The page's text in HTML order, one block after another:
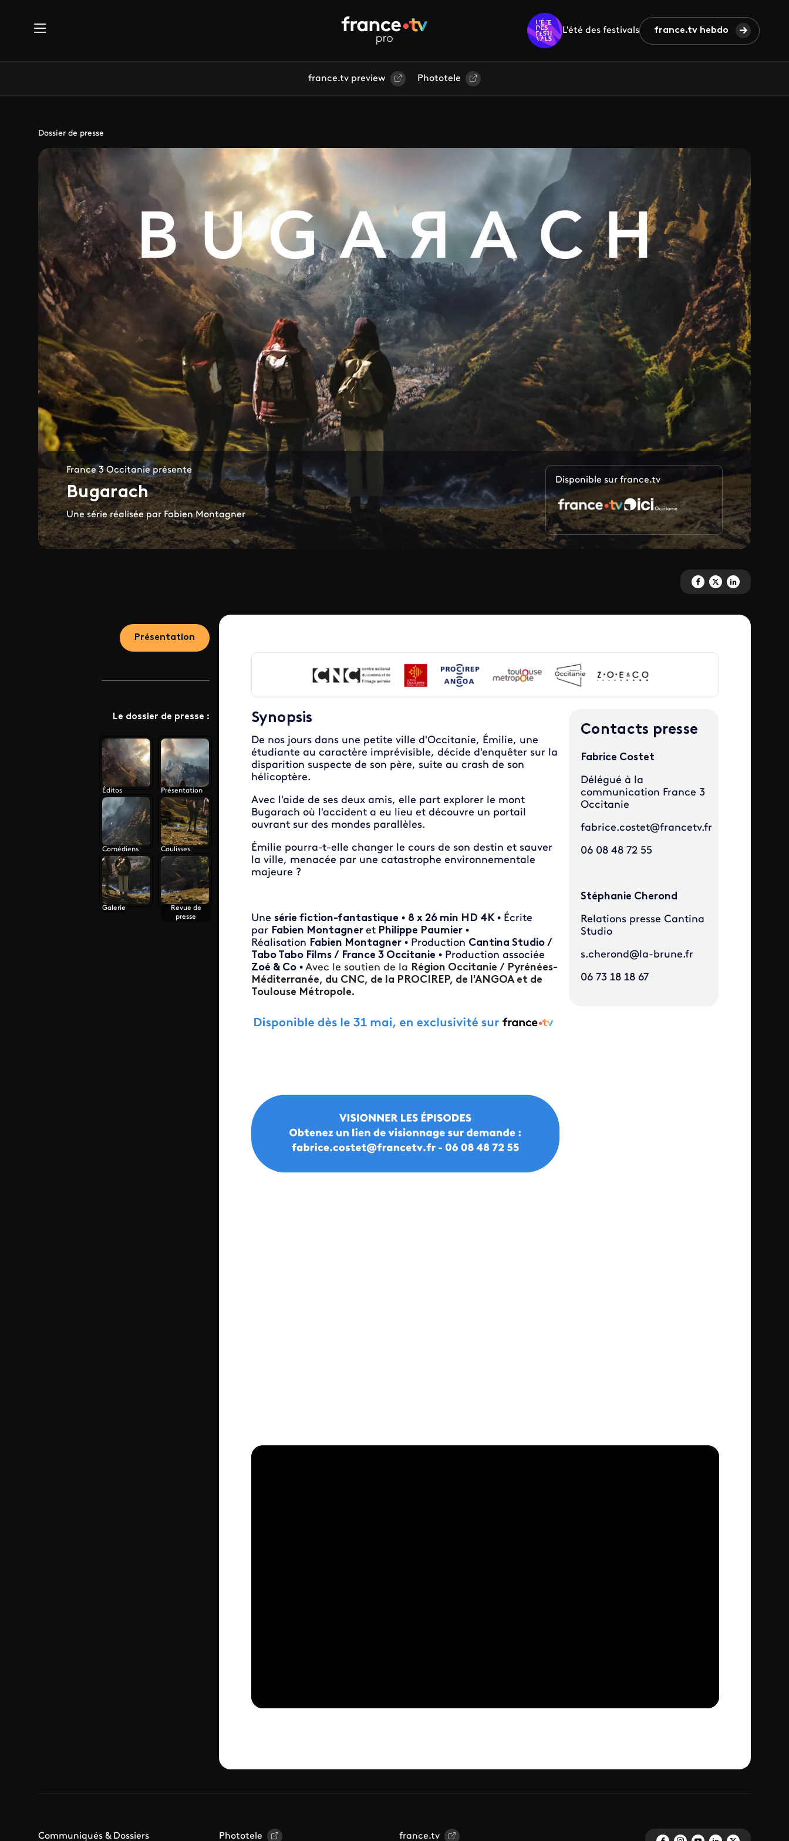
L'été des festivals france.tv hebdo
france.tv preview Phototele
Dossier de presse
France 3 Occitanie présente
Bugarach
Une série réalisée par Fabien Montagner
Disponible sur france.tv
Partagez 'Bugarach' sur
Partagez 'Bugarach' sur X
Partagez
Présentation
Le dossier de presse :
Éditos Présentation
Comédiens Coulisses
Galerie
Revue de
presse
Synopsis
De nos jours dans une petite ville d'Occitanie, Émilie, une
étudiante au caractère imprévisible, décide d'enquêter sur la
disparition suspecte de son père, suite au crash de son
hélicoptère.
Avec l'aide de ses deux amis, elle part explorer le mont
Bugarach où l'accident a eu lieu et découvre un portail
ouvrant sur des mondes parallèles.
Émilie pourra-t-elle changer le cours de son destin et sauver
la ville, menacée par une catastrophe environnementale
majeure ?
Une série fiction-fantastique • 8 x 26 min HD 4K• Écrite
par Fabien Montagner etPhilippe Paumier•
Réalisation Fabien Montagner• Production Cantina Studio /
Tabo Tabo Films / France 3 Occitanie • Production associée
Zoé & Co• Avec le soutien de la Région Occitanie / Pyrénées-
Méditerranée, du CNC, de la PROCIREP, de l'ANGOA et de
Toulouse Métropole.
Contacts presse
Fabrice Costet
Délégué à la
communication France 3
Occitanie
fabrice.costet@francetv.fr
06 08 48 72 55
Stéphanie Cherond
Relations presse Cantina
Studio
s.cherond@la-brune.fr
06 73 18 18 67
Communiqués & Dossiers Phototele france.tv